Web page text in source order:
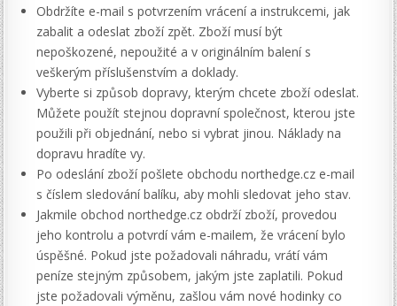
Obdržíte e-mail s potvrzením vrácení a instrukcemi, jak
zabalit a odeslat zboží zpět. Zboží musí být
nepoškozené, nepoužité a v originálním balení s
veškerým příslušenstvím a doklady.
Vyberte si způsob dopravy, kterým chcete zboží odeslat.
Můžete použít stejnou dopravní společnost, kterou jste
použili při objednání, nebo si vybrat jinou. Náklady na
dopravu hradíte vy.
Po odeslání zboží pošlete obchodu northedge.cz e-mail
s číslem sledování balíku, aby mohli sledovat jeho stav.
Jakmile obchod northedge.cz obdrží zboží, provedou
jeho kontrolu a potvrdí vám e-mailem, že vrácení bylo
úspěšné. Pokud jste požadovali náhradu, vrátí vám
peníze stejným způsobem, jakým jste zaplatili. Pokud
jste požadovali výměnu, zašlou vám nové hodinky co